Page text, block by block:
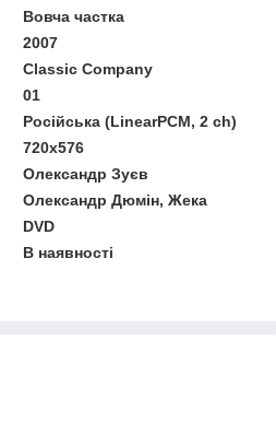
Вовча частка
2007
Classic Company
01
Російська (LinearPCM, 2 ch)
720x576
Олександр Зуєв
Олександр Дюмін, Жека
DVD
В наявності